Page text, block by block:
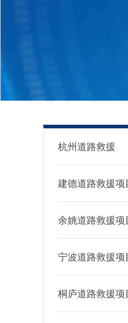
杭州道路救援
建德道路救援项
余姚道路救援项
宁波道路救援项
桐庐道路救援项